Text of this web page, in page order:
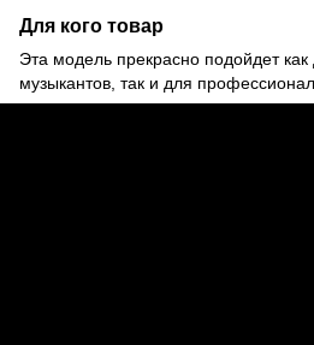
Для кого товар
Эта модель прекрасно подойдет
музыкантов, так и для